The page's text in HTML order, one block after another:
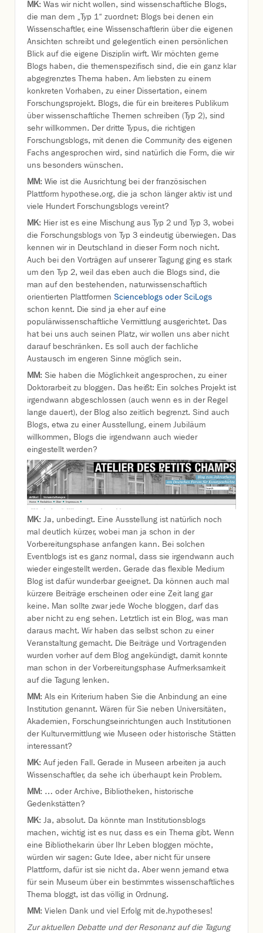
MK: Was wir nicht wollen, sind wissenschaftliche Blogs,
die man dem „Typ 1“ zuordnet: Blogs bei denen ein
Wissenschaftler, eine Wissenschaftlerin über die eigenen
Ansichten schreibt und gelegentlich einen persönlichen
Blick auf die eigene Disziplin wirft. Wir möchten gerne
Blogs haben, die themenspezifisch sind, die ein ganz klar
abgegrenztes Thema haben. Am liebsten zu einem
konkreten Vorhaben, zu einer Dissertation, einem
Forschungsprojekt. Blogs, die für ein breiteres Publikum
über wissenschaftliche Themen schreiben (Typ 2), sind
sehr willkommen. Der dritte Typus, die richtigen
Forschungsblogs, mit denen die Community des eigenen
Fachs angesprochen wird, sind natürlich die Form, die wir
uns besonders wünschen.
MM: Wie ist die Ausrichtung bei der französischen
Plattform hypothese.org, die ja schon länger aktiv ist und
viele Hundert Forschungsblogs vereint?
MK: Hier ist es eine Mischung aus Typ 2 und Typ 3, wobei
die Forschungsblogs von Typ 3 eindeutig überwiegen. Das
kennen wir in Deutschland in dieser Form noch nicht.
Auch bei den Vorträgen auf unserer Tagung ging es stark
um den Typ 2, weil das eben auch die Blogs sind, die
man auf den bestehenden, naturwissenschaftlich
orientierten Plattformen Scienceblogs oder SciLogs
schon kennt. Die sind ja eher auf eine
populärwissenschaftliche Vermittlung ausgerichtet. Das
hat bei uns auch seinen Platz, wir wollen uns aber nicht
darauf beschränken. Es soll auch der fachliche
Austausch im engeren Sinne möglich sein.
MM: Sie haben die Möglichkeit angesprochen, zu einer
Doktorarbeit zu bloggen. Das heißt: Ein solches Projekt ist
irgendwann abgeschlossen (auch wenn es in der Regel
lange dauert), der Blog also zeitlich begrenzt. Sind auch
Blogs, etwa zu einer Ausstellung, einem Jubiläum
willkommen, Blogs die irgendwann auch wieder
eingestellt werden?
MK: Ja, unbedingt. Eine Ausstellung ist natürlich noch
mal deutlich kürzer, wobei man ja schon in der
Vorbereitungsphase anfangen kann. Bei solchen
Eventblogs ist es ganz normal, dass sie irgendwann auch
wieder eingestellt werden. Gerade das flexible Medium
Blog ist dafür wunderbar geeignet. Da können auch mal
kürzere Beiträge erscheinen oder eine Zeit lang gar
keine. Man sollte zwar jede Woche bloggen, darf das
aber nicht zu eng sehen. Letztlich ist ein Blog, was man
daraus macht. Wir haben das selbst schon zu einer
Veranstaltung gemacht. Die Beiträge und Vortragenden
wurden vorher auf dem Blog angekündigt, damit konnte
man schon in der Vorbereitungsphase Aufmerksamkeit
auf die Tagung lenken.
MM: Als ein Kriterium haben Sie die Anbindung an eine
Institution genannt. Wären für Sie neben Universitäten,
Akademien, Forschungseinrichtungen auch Institutionen
der Kulturvermittlung wie Museen oder historische Stätten
interessant?
MK: Auf jeden Fall. Gerade in Museen arbeiten ja auch
Wissenschaftler, da sehe ich überhaupt kein Problem.
MM: … oder Archive, Bibliotheken, historische
Gedenkstätten?
MK: Ja, absolut. Da könnte man Institutionsblogs
machen, wichtig ist es nur, dass es ein Thema gibt. Wenn
eine Bibliothekarin über Ihr Leben bloggen möchte,
würden wir sagen: Gute Idee, aber nicht für unsere
Plattform, dafür ist sie nicht da. Aber wenn jemand etwa
für sein Museum über ein bestimmtes wissenschaftliches
Thema bloggt, ist das völlig in Ordnung.
MM: Vielen Dank und viel Erfolg mit de.hypotheses!
Zur aktuellen Debatte und der Resonanz auf die Tagung